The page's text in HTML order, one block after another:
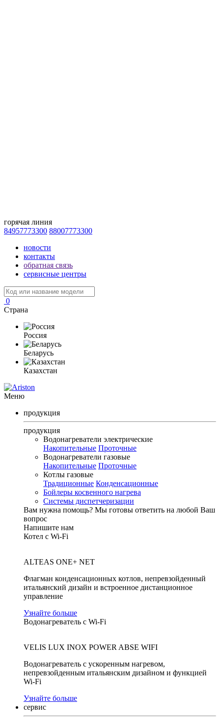
горячая линия
84957773300 88007773300
новости
контакты
обратная связь
сервисные центры
0
Страна
Россия
Беларусь
Казахстан
Меню
продукция
продукция
Водонагреватели электрические
Накопительные Проточные
Водонагреватели газовые
Накопительные Проточные
Котлы газовые
Традиционные Конденсационные
Бойлеры косвенного нагрева
Системы диспетчеризации
Вам нужна помощь? Мы готовы ответить на любой Ваш
вопрос
Напишите нам
Котел с Wi-Fi
ALTEAS ONE+ NET
Флагман конденсационных котлов, непревзойденный
итальянский дизайн и встроенное дистанционное
управление
Узнайте больше
Водонагреватель с Wi-Fi
VELIS LUX INOX POWER ABSE WIFI
Водонагреватель с ускоренным нагревом,
непревзойденным итальянским дизайном и функцией
Wi-Fi
Узнайте больше
сервис